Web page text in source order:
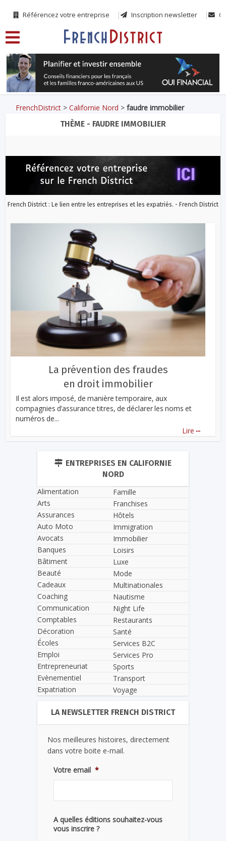
Référencez votre entreprise Inscription newsletter
FrenchDistrict >Californie Nord >faudre immobilier
THÈME - FAUDRE IMMOBILIER
French District : Le lien entre les entreprises et les expatriés. - French District
La prévention des fraudes
en droit immobilier
Il est alors imposé, de manière temporaire, aux
compagnies d’assurance titres, de déclarer les noms et
numéros de...
Lire ...
ENTREPRISES EN CALIFORNIE
NORD
Alimentation
Arts
Assurances
Auto Moto
Avocats
Banques
Bâtiment
Beauté
Cadeaux
Coaching
Communication
Comptables
Décoration
Écoles
Emploi
Entrepreneuriat
Evènementiel
Expatriation
Famille
Franchises
Hôtels
Immigration
Immobilier
Loisirs
Luxe
Mode
Multinationales
Nautisme
Night Life
Restaurants
Santé
Services B2C
Services Pro
Sports
Transport
Voyage
LA NEWSLETTER FRENCH DISTRICT
Nos meilleures histoires, directement
dans votre boite e-mail.
Votre email *
A quelles éditions souhaitez-vous
vous inscrire ?